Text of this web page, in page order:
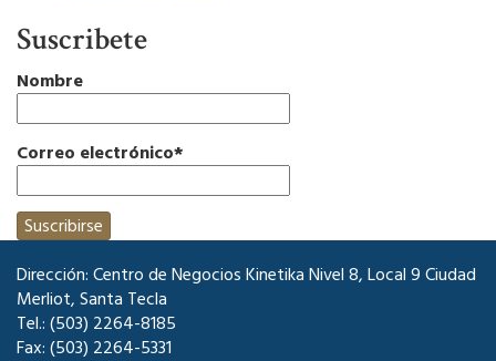
Suscribete
Nombre
Correo electrónico*
Dirección: Centro de Negocios Kinetika Nivel 8, Local 9 Ciudad
Merliot, Santa Tecla
Tel.: (503) 2264-8185
Fax: (503) 2264-5331